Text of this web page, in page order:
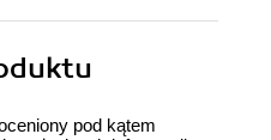
pod kątem